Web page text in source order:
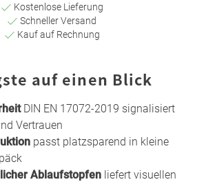
Kostenlose Lieferung
Schneller Versand
Kauf auf Rechnung
auf einen Blick
DIN EN 17072-2019 signalisiert
Vertrauen
passt platzsparend in kleine
Ablaufstopfen liefert visuellen